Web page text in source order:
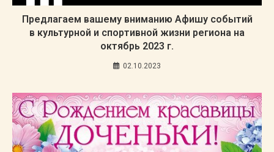
Предлагаем вашему вниманию Афишу событий
в культурной и спортивной жизни региона на
октябрь 2023 г.
02.10.2023